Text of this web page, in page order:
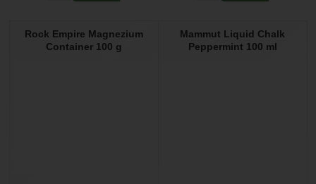
Rock Empire Magnezium
Container 100 g
Mammut Liquid Chalk
Peppermint 100 ml